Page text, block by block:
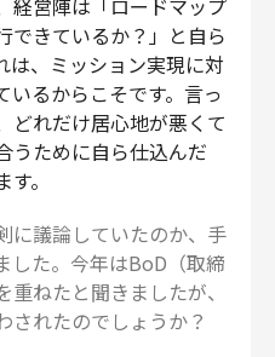
できているか？」と自ら
は、ミッション実現に対
いるからこそです。言っ
どれだけ居心地が悪くて
うために自ら仕込んだ
。
議論していたのか、手
した。今年はBoD（取締
ねたと聞きましたが、
されたのでしょうか？